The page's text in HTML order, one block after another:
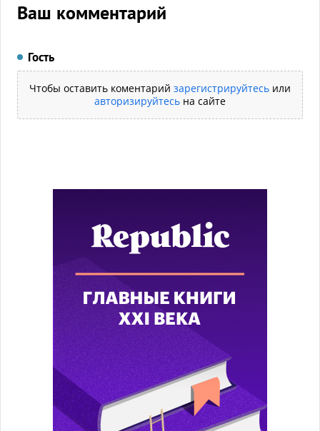
Ваш комментарий
Гость
Чтобы оставить коментарий зарегистрируйтесь или
авторизируйтесь на сайте